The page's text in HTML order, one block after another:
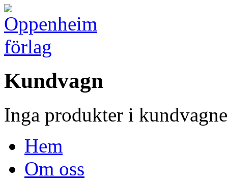
Kundvagn
Inga produkter i
Hem
Om oss